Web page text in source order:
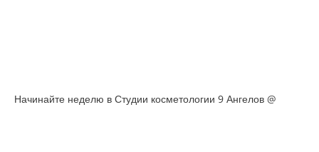
Начинайте неделю в Студии косметологии 9 Ангелов @